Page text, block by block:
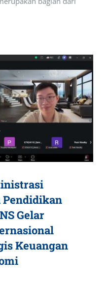
Pendidikan
Gelar
Keuangan